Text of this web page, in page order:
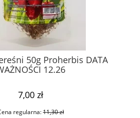
50g Proherbis DATA
12.26
7,00 zł
regularna:11,30 zł